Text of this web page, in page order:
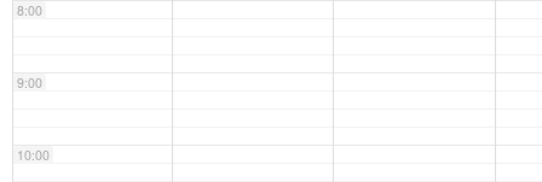
8:00
9:00
10:00